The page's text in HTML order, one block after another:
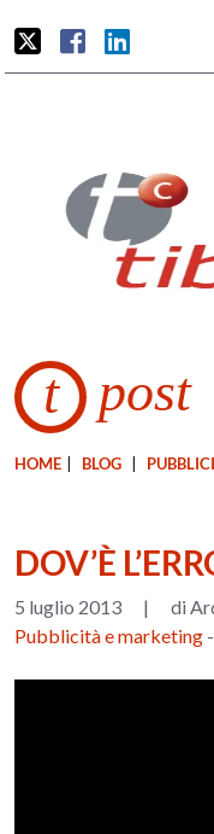
t post
HOME BLOG
DOV’È
5 luglio 2013 |
di
Pubblicità e marketing